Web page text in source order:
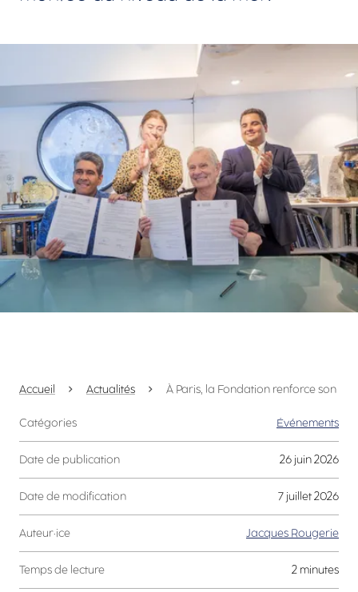
Accueil Actualités À Paris, la Fondation renforce son
Catégories Événements
Date de publication 26 juin 2026
Date de modification 7 juillet 2026
Auteur·ice Jacques Rougerie
Temps de lecture 2 minutes